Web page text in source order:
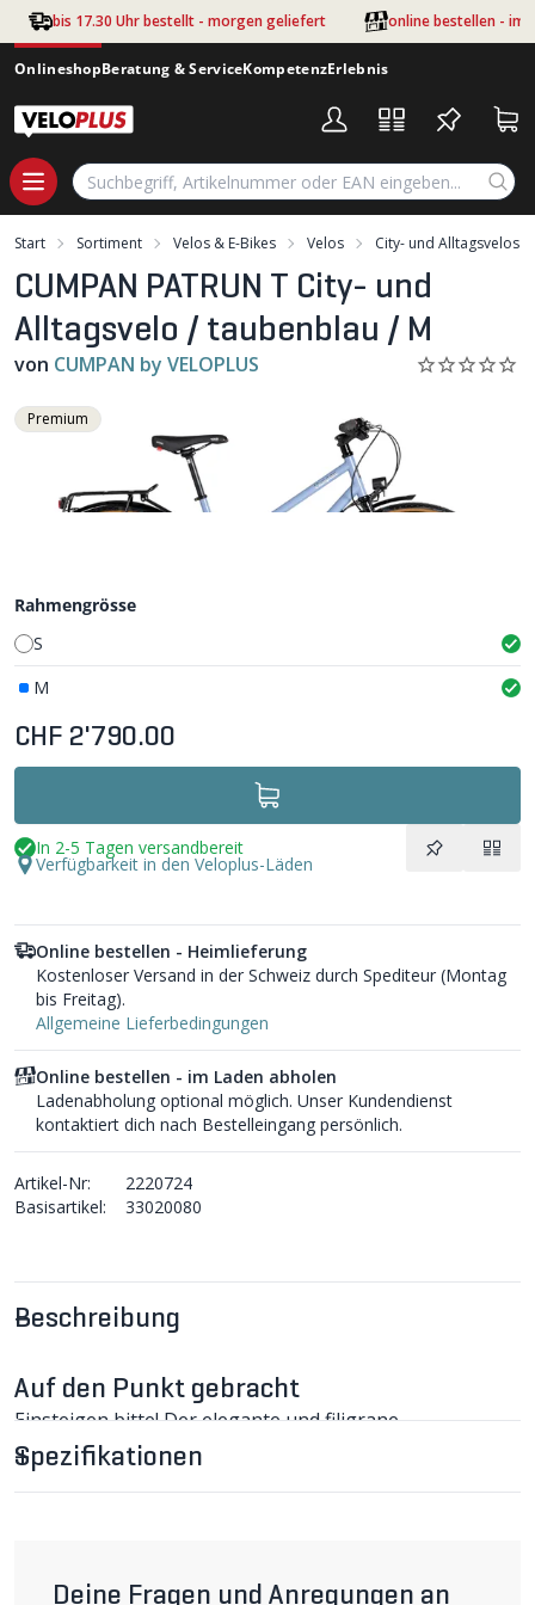
Zum Hauptinhalt springen
bis 17.30 Uhr bestellt - morgen geliefert online bestellen - im
OnlineshopBeratung & ServiceKompetenzErlebnis
Start Sortiment Velos & E-Bikes Velos City- und Alltagsvelos
CUMPAN PATRUN T City- und
Alltagsvelo / taubenblau / M
von CUMPAN by VELOPLUS
Premium
Beschreibung
Auf den Punkt gebracht
Einsteigen bitte! Der elegante und filigrane
Trapezrahmen des Patrun T ist die ideale Wahl für alle,
die lieber ins Velo ein- statt aufsteigen. Kompromisse
gehst du trotzdem keine ein. Dank identischer
CUMPAN PATRUN T City- und Alltagsvelo
Spezifikationen
Deine Fragen und Anregungen an
Rahmengrösse
S
M
CHF 2'790.00
In 2-5 Tagen versandbereit
Verfügbarkeit in den Veloplus-Läden
Online bestellen - Heimlieferung
Kostenloser Versand in der Schweiz durch Spediteur (Montag
bis Freitag).
Allgemeine Lieferbedingungen
Online bestellen - im Laden abholen
Ladenabholung optional möglich. Unser Kundendienst
kontaktiert dich nach Bestelleingang persönlich.
Artikel-Nr:
2220724
Basisartikel:
33020080